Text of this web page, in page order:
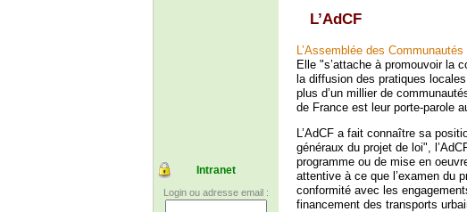
Intranet
Login ou adresse email :
L’AdCF
L’Assemblée des
Elle "s’attache à promouvoir la
la diffusion des pratiques
plus d’un millier de
de France est leur porte-parole
L’AdCF a fait connaître sa
généraux du projet de loi",
programme ou de mise en
attentive à ce que l’examen du
conformité avec les
financement des transports